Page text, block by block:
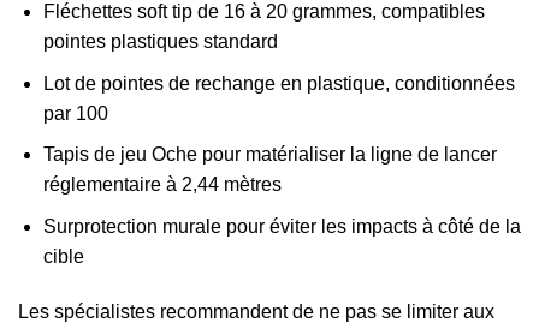
Fléchettes soft tip de 16 à 20 grammes, compatibles
pointes plastiques standard
Lot de pointes de rechange en plastique, conditionnées
par 100
Tapis de jeu Oche pour matérialiser la ligne de lancer
réglementaire à 2,44 mètres
Surprotection murale pour éviter les impacts à côté de la
cible
Les spécialistes recommandent de ne pas se limiter aux